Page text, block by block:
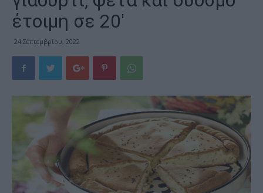
έτοιμη σε 20′
24 Σεπτεμβρίου, 2022